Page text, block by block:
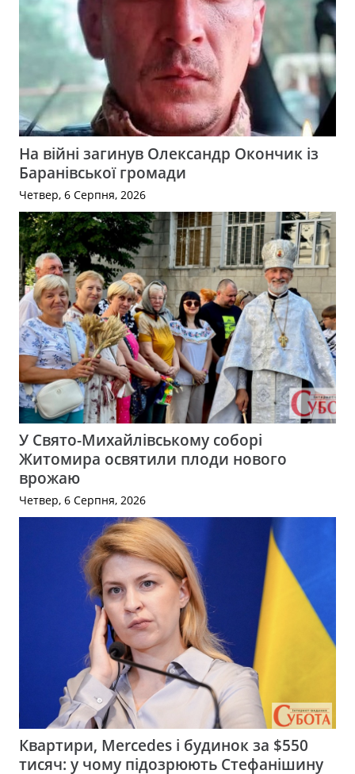
На війні загинув Олександр Окончик із
Баранівської громади
Четвер, 6 Серпня, 2026
У Свято-Михайлівському соборі
Житомира освятили плоди нового
врожаю
Четвер, 6 Серпня, 2026
Квартири, Mercedes і будинок за $550
тисяч: у чому підозрюють Стефанішину